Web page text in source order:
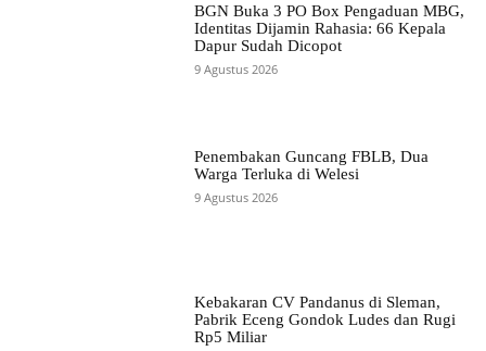
BGN Buka 3 PO Box Pengaduan MBG,
Identitas Dijamin Rahasia: 66 Kepala
Dapur Sudah Dicopot
9 Agustus 2026
Penembakan Guncang FBLB, Dua
Warga Terluka di Welesi
9 Agustus 2026
Kebakaran CV Pandanus di Sleman,
Pabrik Eceng Gondok Ludes dan Rugi
Rp5 Miliar